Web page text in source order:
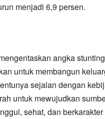
menjadi 6,9 persen.
angka
untuk membangun
sejalan dengan
untuk mewujudkan
sehat, dan